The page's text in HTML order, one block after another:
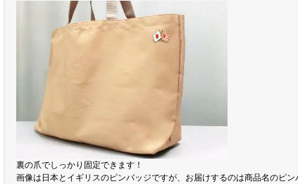
裏の爪でしっかり固定できます！
画像は日本とイギリスのピンバッジですが、お届けするのは商品名のピン